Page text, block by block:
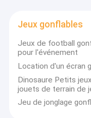
Jeux gonflables
Jeux de football
pour l'événement
Location d'un écran
Dinosaure Petits
jouets de terrain de
Jeu de jonglage